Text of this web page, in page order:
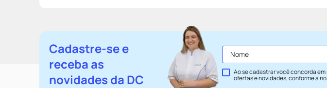
Cadastre-se e
receba as
novidades da DC
Ao se cadastrar você concorda
ofertas e novidades, conforme a